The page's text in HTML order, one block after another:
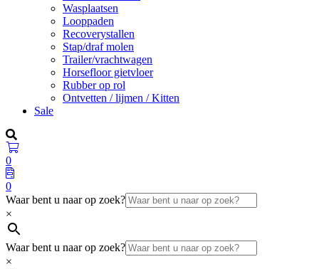
Wasplaatsen
Looppaden
Recoverystallen
Stap/draf molen
Trailer/vrachtwagen
Horsefloor gietvloer
Rubber op rol
Ontvetten / lijmen / Kitten
Sale
0
0
Waar bent u naar op zoek?
×
Waar bent u naar op zoek?
×